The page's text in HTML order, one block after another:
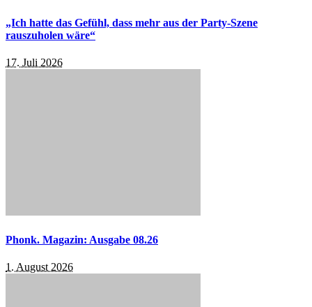
„Ich hatte das Gefühl, dass mehr aus der Party-Szene
rauszuholen wäre“
17. Juli 2026
Phonk. Magazin: Ausgabe 08.26
1. August 2026